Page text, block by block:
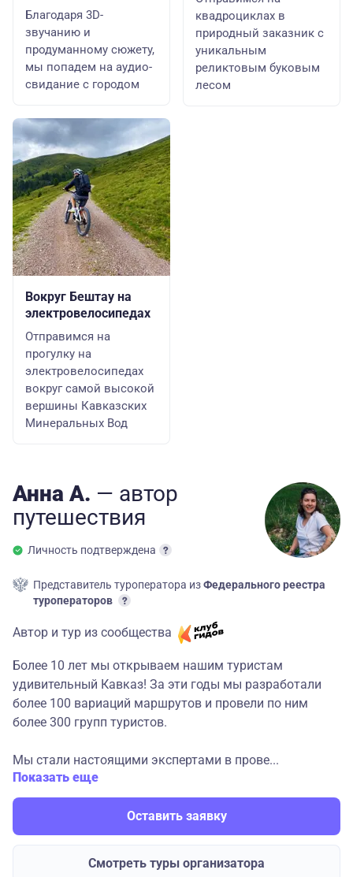
Благодаря 3D-
звучанию и
продуманному сюжету,
мы попадем на аудио-
свидание с городом
Вокруг Бештау на
электровелосипедах
Отправимся на
прогулку на
электровелосипедах
вокруг самой высокой
вершины Кавказских
Минеральных Вод
квадроциклах в
природный заказник с
уникальным
реликтовым буковым
лесом
Анна А. — автор
путешествия
Личность подтверждена
Представитель туроператора изФедерального реестра
туроператоров
Автор и тур из сообщества
Более 10 лет мы открываем нашим туристам
удивительный Кавказ! За эти годы мы разработали
более 100 вариаций маршрутов и провели по ним
более 300 групп туристов.
Мы стали настоящими экспертами в прове...
Показать еще
Оставить заявку
Смотреть туры организатора